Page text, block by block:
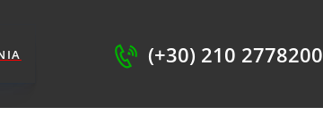
(+30) 210 2778200
ΜΕ ΕΜΆΣ